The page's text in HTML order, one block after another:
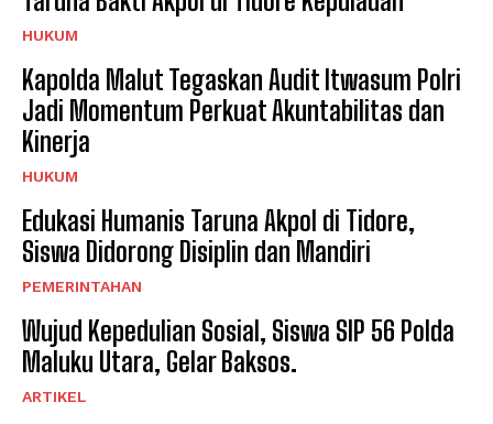
HUKUM
Kapolda Malut Tegaskan Audit Itwasum Polri
Jadi Momentum Perkuat Akuntabilitas dan
Kinerja
HUKUM
Edukasi Humanis Taruna Akpol di Tidore,
Siswa Didorong Disiplin dan Mandiri
PEMERINTAHAN
Wujud Kepedulian Sosial, Siswa SIP 56 Polda
Maluku Utara, Gelar Baksos.
ARTIKEL